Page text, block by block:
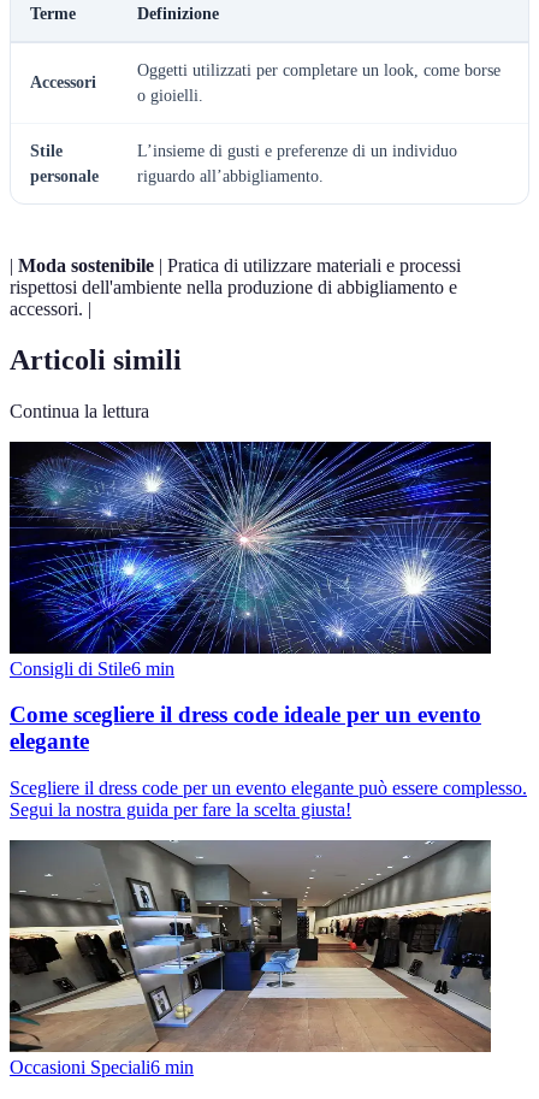
Terme Definizione
Accessori
Oggetti utilizzati per completare un look, come borse
o gioielli.
Stile
personale
L’insieme di gusti e preferenze di un individuo
riguardo all’abbigliamento.
| Moda sostenibile | Pratica di utilizzare materiali e processi
rispettosi dell'ambiente nella produzione di abbigliamento e
accessori. |
Articoli simili
Continua la lettura
Consigli di Stile6 min
Come scegliere il dress code ideale per un evento
elegante
Scegliere il dress code per un evento elegante può essere complesso.
Segui la nostra guida per fare la scelta giusta!
Occasioni Speciali6 min